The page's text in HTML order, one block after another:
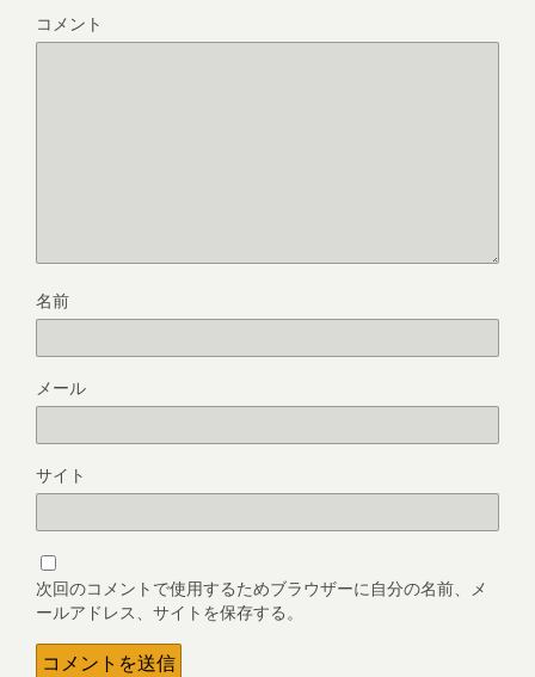
コメント
名前
メール
サイト
次回のコメントで使用するためブラウザーに自分の名前、メ
ールアドレス、サイトを保存する。